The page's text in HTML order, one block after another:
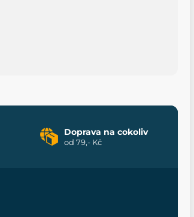
Doprava na cokoliv
od 79,- Kč